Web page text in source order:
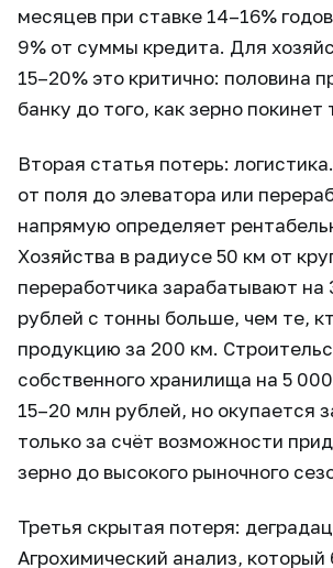
месяцев при ставке 14–16%
9% от суммы кредита. Для
15–20% это критично: половина
банку до того, как зерно покинет
Вторая статья потерь:
от поля до элеватора или
напрямую определяет
Хозяйства в радиусе 50 км от
переработчика зарабатывают на
рублей с тонны больше, чем те,
продукцию за 200 км.
собственного хранилища на 5
15–20 млн рублей, но окупается
только за счёт возможности
зерно до высокого рыночного
Третья скрытая потеря:
Агрохимический анализ,